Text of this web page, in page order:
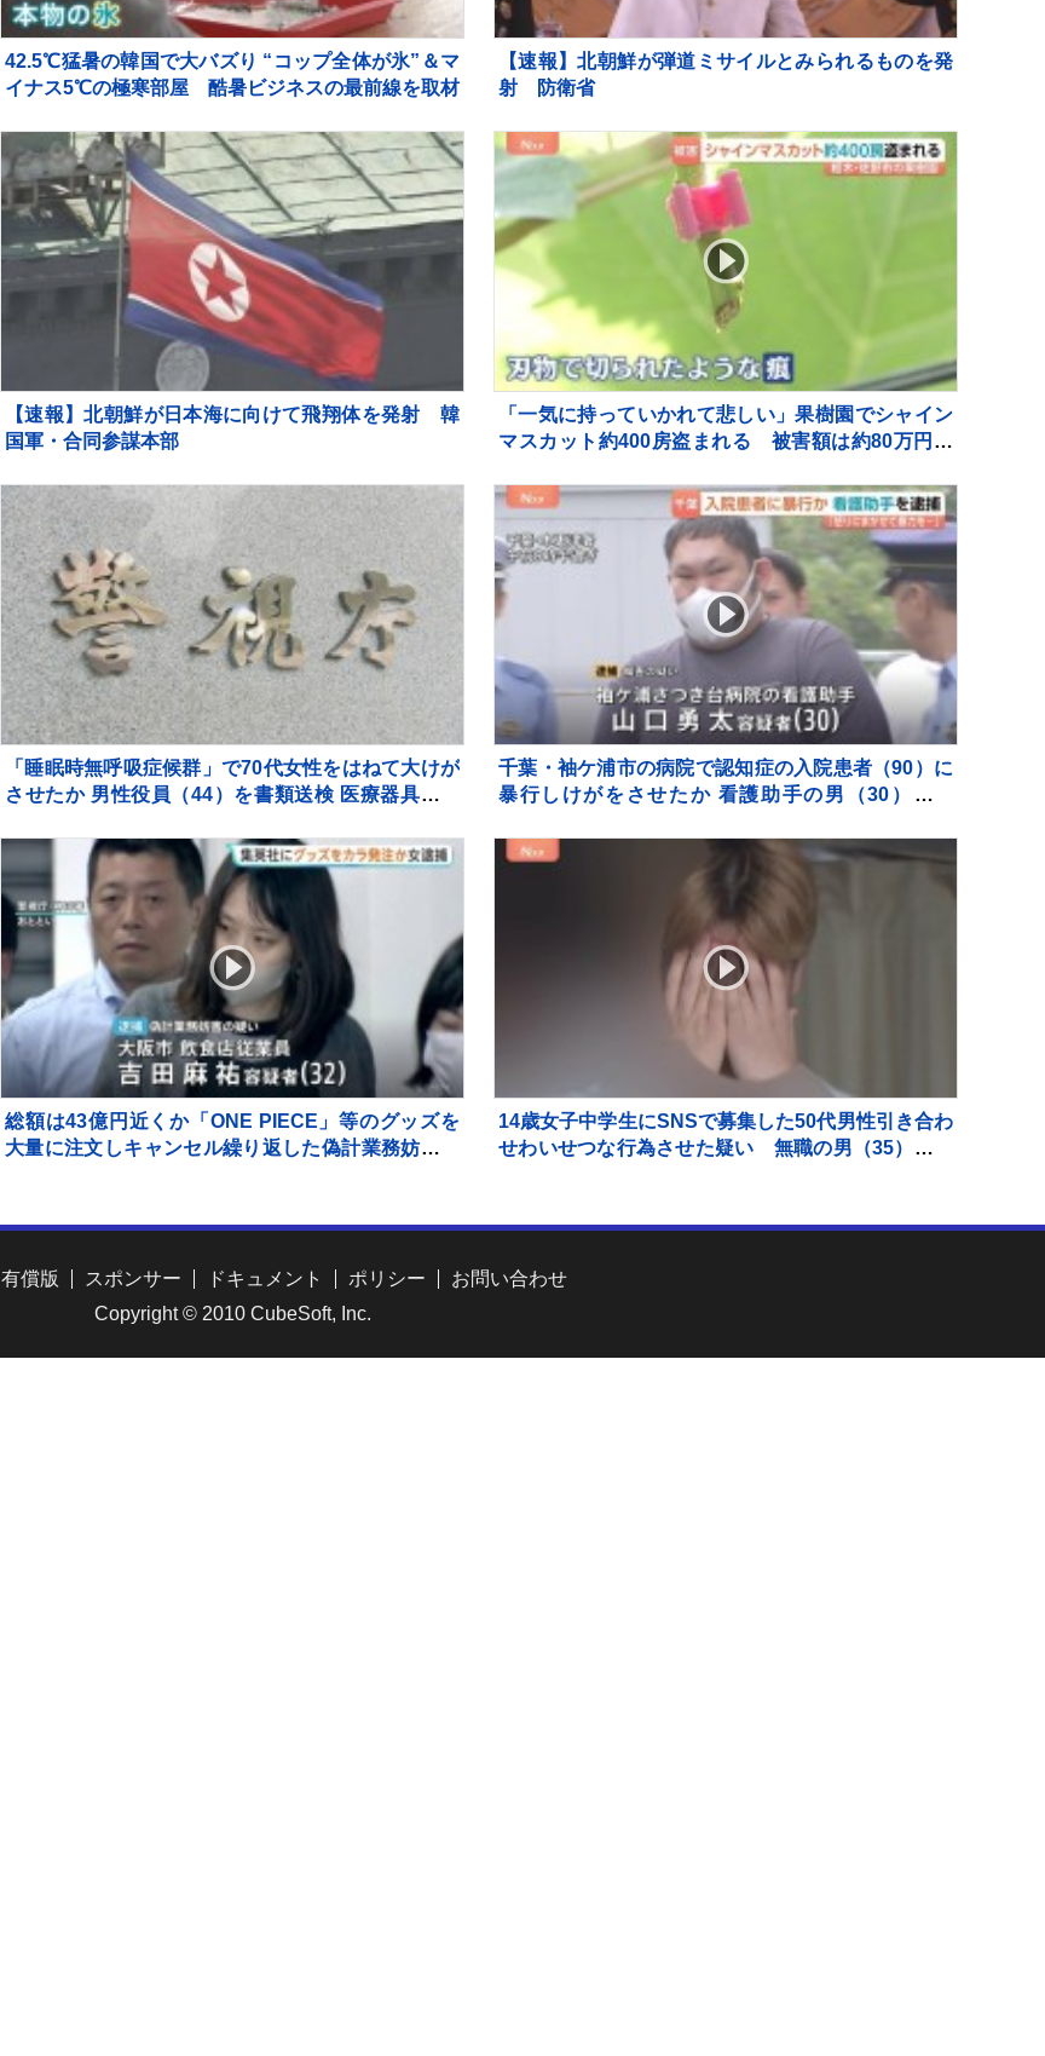
42.5℃猛暑の韓国で大バズり “コップ全体が氷”＆マ
イナス5℃の極寒部屋 酷暑ビジネスの最前線を取材
【速報】北朝鮮が弾道ミサイルとみられるものを発
射 防衛省
【速報】北朝鮮が日本海に向けて飛翔体を発射 韓
国軍・合同参謀本部
「一気に持っていかれて悲しい」果樹園でシャイン
マスカット約400房盗まれる 被害額は約80万円
「睡眠時無呼吸症候群」で70代女性をはねて大けが
させたか 男性役員（44）を書類送検 医療器具「シ
ず 警視庁
千葉・袖ケ浦市の病院で認知症の入院患者（90）に
暴行しけがをさせたか 看護助手の男（30）を逮
総額は43億円近くか「ONE PIECE」等のグッズを
大量に注文しキャンセル繰り返した偽計業務妨害の
14歳女子中学生にSNSで募集した50代男性引き合わ
せわいせつな行為させた疑い 無職の男（35）を逮
有償版 スポンサー ドキュメント ポリシー
お問い合わせ
Copyright © 2010 CubeSoft, Inc.